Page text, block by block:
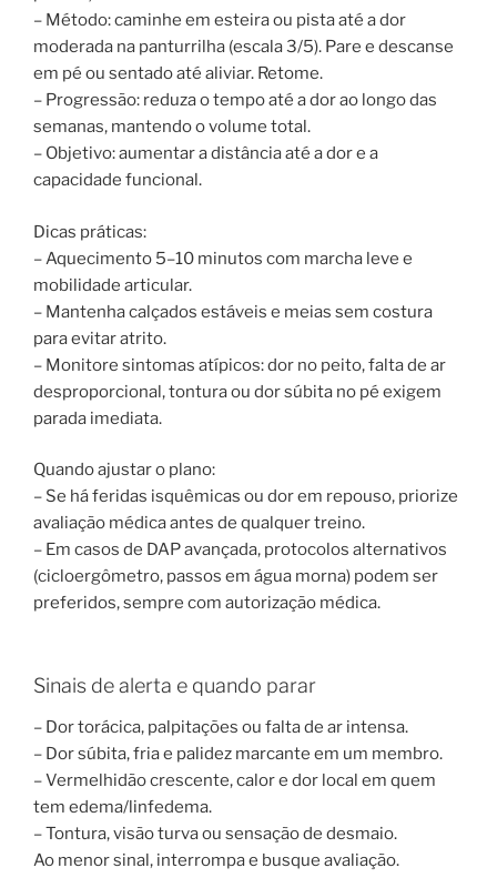
– Método: caminhe em esteira ou pista até a dor
moderada na panturrilha (escala 3/5). Pare e descanse
em pé ou sentado até aliviar. Retome.
– Progressão: reduza o tempo até a dor ao longo das
semanas, mantendo o volume total.
– Objetivo: aumentar a distância até a dor e a
capacidade funcional.
Dicas práticas:
– Aquecimento 5–10 minutos com marcha leve e
mobilidade articular.
– Mantenha calçados estáveis e meias sem costura
para evitar atrito.
– Monitore sintomas atípicos: dor no peito, falta de ar
desproporcional, tontura ou dor súbita no pé exigem
parada imediata.
Quando ajustar o plano:
– Se há feridas isquêmicas ou dor em repouso, priorize
avaliação médica antes de qualquer treino.
– Em casos de DAP avançada, protocolos alternativos
(cicloergômetro, passos em água morna) podem ser
preferidos, sempre com autorização médica.
Sinais de alerta e quando parar
– Dor torácica, palpitações ou falta de ar intensa.
– Dor súbita, fria e palidez marcante em um membro.
– Vermelhidão crescente, calor e dor local em quem
tem edema/linfedema.
– Tontura, visão turva ou sensação de desmaio.
Ao menor sinal, interrompa e busque avaliação.